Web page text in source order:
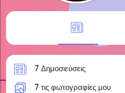
7 Δημοσιεύσεις
7 τις φωτογραφίες μου